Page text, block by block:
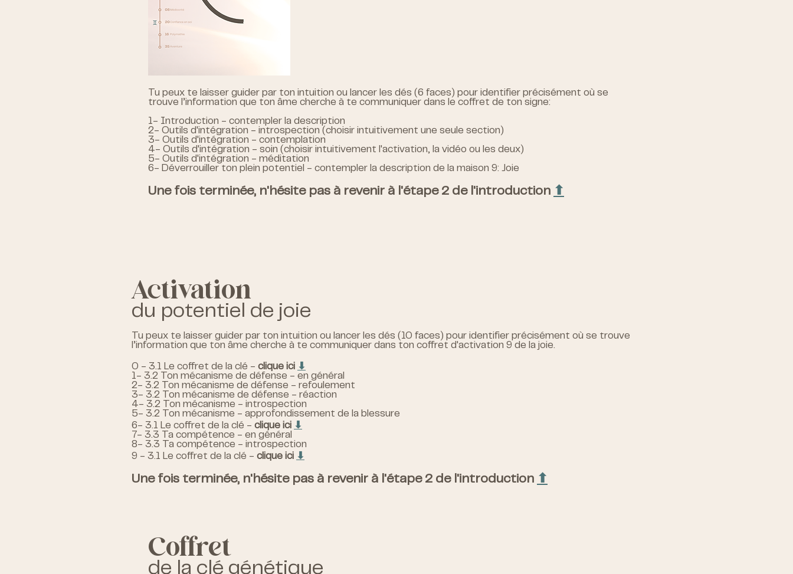
Tu peux te laisser guider par ton intuition ou lancer les dés (6 faces) pour identifier précisément où se
trouve l’information que ton âme cherche à te communiquer dans le coffret de ton signe:
1- Introduction - contempler la description
2- Outils d'intégration - introspection (choisir intuitivement une seule section)
3- Outils d'intégration - contemplation
4- Outils d'intégration - soin (choisir intuitivement l'activation, la vidéo ou les deux)
5- Outils d'intégration - méditation
6- Déverrouiller ton plein potentiel - contempler la description de la maison 9: Joie
Une fois terminée, n'hésite pas à revenir à l'étape 2 de l'introduction ⬆︎
Activation
du potentiel de joie
Tu peux te laisser guider par ton intuition ou lancer les dés (10 faces) pour identifier précisément où se trouve
l’information que ton âme cherche à te communiquer dans ton coffret d'activation 9 de la joie.
0 - 3.1 Le coffret de la clé - clique ici ⬇︎
1- 3.2 Ton mécanisme de défense - en général
2- 3.2 Ton mécanisme de défense - refoulement
3- 3.2 Ton mécanisme de défense - réaction
4- 3.2 Ton mécanisme - introspection
5- 3.2 Ton mécanisme - approfondissement de la blessure
6- 3.1 Le coffret de la clé - clique ici ⬇︎
7- 3.3 Ta compétence - en général
8- 3.3 Ta compétence - introspection
9 - 3.1 Le coffret de la clé - clique ici ⬇︎
Une fois terminée, n'hésite pas à revenir à l'étape 2 de l'introduction ⬆︎
Coffret
de la clé génétique